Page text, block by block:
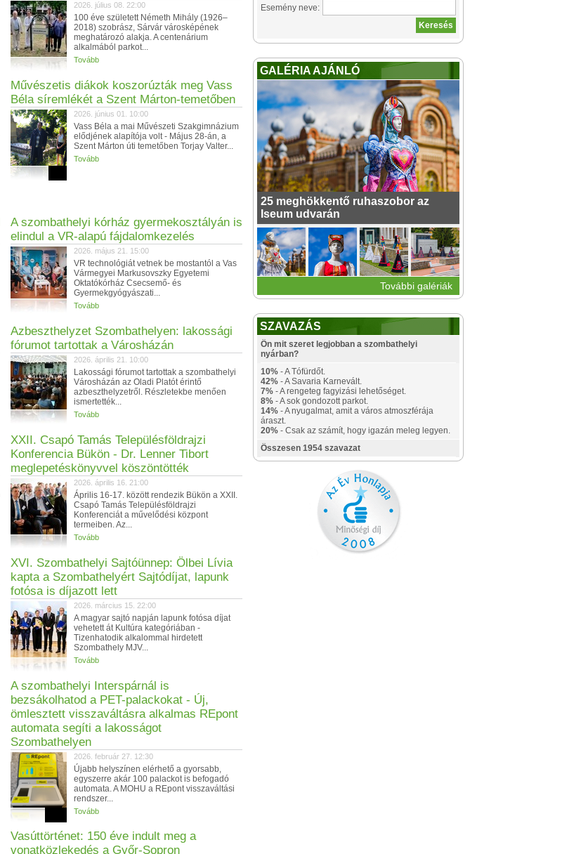
2026. július 08. 22:00
100 éve született Németh Mihály (1926–
2018) szobrász, Sárvár városképének
meghatározó alakja. A centenárium
alkalmából parkot...
Tovább
Művészetis diákok koszorúzták meg Vass
Béla síremlékét a Szent Márton-temetőben
2026. június 01. 10:00
Vass Béla a mai Művészeti Szakgimnázium
elődjének alapítója volt - Május 28-án, a
Szent Márton úti temetőben Torjay Valter...
Tovább
A szombathelyi kórház gyermekosztályán is
elindul a VR-alapú fájdalomkezelés
2026. május 21. 15:00
VR technológiát vetnek be mostantól a Vas
Vármegyei Markusovszky Egyetemi
Oktatókórház Csecsemő- és
Gyermekgyógyászati...
Tovább
Azbeszthelyzet Szombathelyen: lakossági
fórumot tartottak a Városházán
2026. április 21. 10:00
Lakossági fórumot tartottak a szombathelyi
Városházán az Oladi Platót érintő
azbeszthelyzetről. Részletekbe menően
ismertették...
Tovább
XXII. Csapó Tamás Településföldrajzi
Konferencia Bükön - Dr. Lenner Tibort
meglepetéskönyvvel köszöntötték
2026. április 16. 21:00
Április 16-17. között rendezik Bükön a XXII.
Csapó Tamás Településföldrajzi
Konferenciát a művelődési központ
termeiben. Az...
Tovább
XVI. Szombathelyi Sajtóünnep: Ölbei Lívia
kapta a Szombathelyért Sajtódíjat, lapunk
fotósa is díjazott lett
2026. március 15. 22:00
A magyar sajtó napján lapunk fotósa díjat
vehetett át Kultúra kategóriában -
Tizenhatodik alkalommal hirdetett
Szombathely MJV...
Tovább
A szombathelyi Interspárnál is
bezsákolhatod a PET-palackokat - Új,
ömlesztett visszaváltásra alkalmas REpont
automata segíti a lakosságot
Szombathelyen
2026. február 27. 12:30
Újabb helyszínen elérhető a gyorsabb,
egyszerre akár 100 palackot is befogadó
automata. A MOHU a REpont visszaváltási
rendszer...
Tovább
Vasúttörténet: 150 éve indult meg a
vonatközlekedés a Győr-Sopron
Esemény neve:
GALÉRIA AJÁNLÓ
25 meghökkentő ruhaszobor az
Iseum udvarán
További galériák
SZAVAZÁS
Ön mit szeret legjobban a szombathelyi
nyárban?
10% - A Tófürdőt.
42% - A Savaria Karnevált.
7% - A rengeteg fagyizási lehetőséget.
8% - A sok gondozott parkot.
14% - A nyugalmat, amit a város atmoszférája
áraszt.
20% - Csak az számít, hogy igazán meleg legyen.
Összesen 1954 szavazat